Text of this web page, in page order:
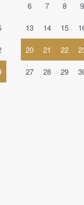
6 7 8 9
13 14 15
20 21 22
27 28 29